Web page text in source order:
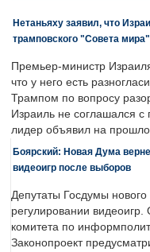
Нетаньяху заявил, что
трамповского "Совета
Премьер-министр
что у него есть
Трампом по вопросу
Израиль не соглашался
лидер объявил на
Боярский: Новая Дума
видеоигр после выборов
Депутаты Госдумы нового
регулировании видеоигр.
комитета по
Законопроект